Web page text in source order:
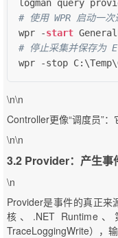
# 使用 WPR 启动一次
wpr
-start
# 停止采集并保存为
wpr
-stop
\n\n
Controller更像“调度员”
\n\n
3.2 Provider：产生事
\n
Provider是事件的真正来
核、.NET Runtime
TraceLoggingWrite），